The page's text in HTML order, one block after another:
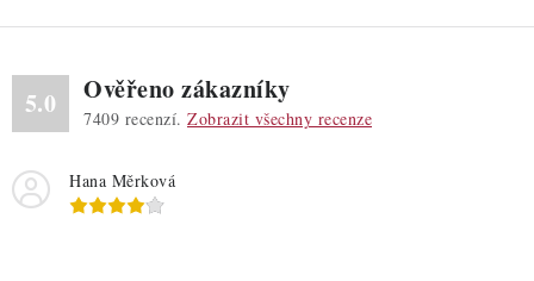
5.0 Ověřeno zákazníky
7409 recenzí. Zobrazit všechny recenze
Hana Měrková